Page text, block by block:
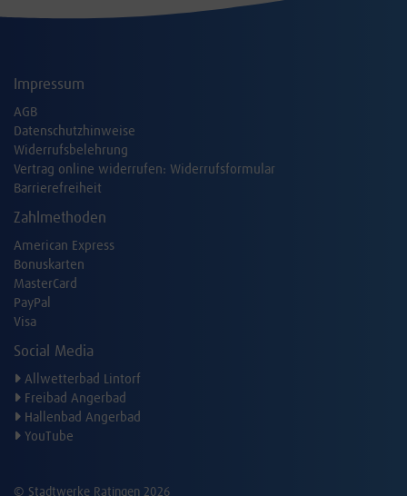
Impressum
AGB
Datenschutzhinweise
Widerrufsbelehrung
Vertrag online widerrufen: Widerrufsformular
Barrierefreiheit
Zahlmethoden
American Express
Bonuskarten
MasterCard
PayPal
Visa
Social Media
Allwetterbad Lintorf
Freibad Angerbad
Hallenbad Angerbad
YouTube
© Stadtwerke Ratingen 2026